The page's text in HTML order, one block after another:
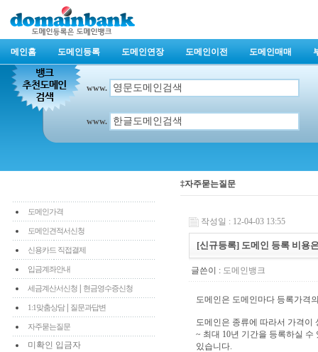
메인홈 도메인등록 도메인연장 도메인이전 도메인매매
www.
www.
도메인가격
도메인견적서신청
신용카드 직접결제
입금계좌안내
세금계산서신청 현금영수증신청
1:1맞춤상담| 질문과답변
자주묻는질문
미확인 입금자
‡자주묻는질문
작성일 : 12-04-03 13:55
[신규등록] 도메인 등록 비용
글쓴이 : 도메인뱅크
도메인은 도메인마다 등록가격
도메인은 종류에 따라서 가격이
~ 최대 10년 기간을 등록하실
있습니다.